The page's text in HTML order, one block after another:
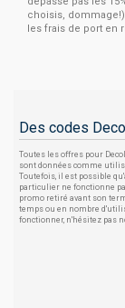
choisis,
les frais de port en
Des codes
Toutes les offres pour
sont données comme
Toutefois, il est possible
particulier ne fonctionne
promo retiré avant son
temps ou en nombre
fonctionner, n'hésitez pas